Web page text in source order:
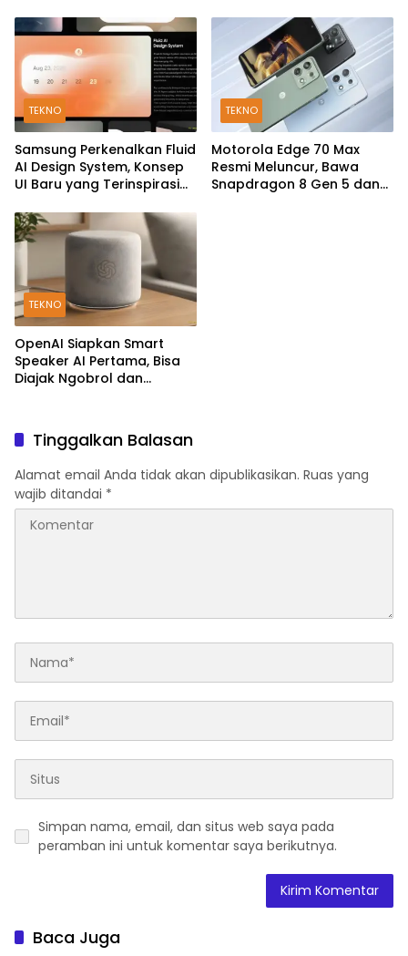
Baterai 6000mAh
TEKNO
Samsung Perkenalkan Fluid
AI Design System, Konsep
UI Baru yang Terinspirasi
TEKNO
Motorola Edge 70 Max
Resmi Meluncur, Bawa
Snapdragon 8 Gen 5 dan
TEKNO
OpenAI Siapkan Smart
Speaker AI Pertama, Bisa
Diajak Ngobrol dan
Tinggalkan Balasan
Alamat email Anda tidak akan dipublikasikan. Ruas yang
wajib ditandai *
Simpan nama, email, dan situs web saya pada
peramban ini untuk komentar saya berikutnya.
Baca Juga